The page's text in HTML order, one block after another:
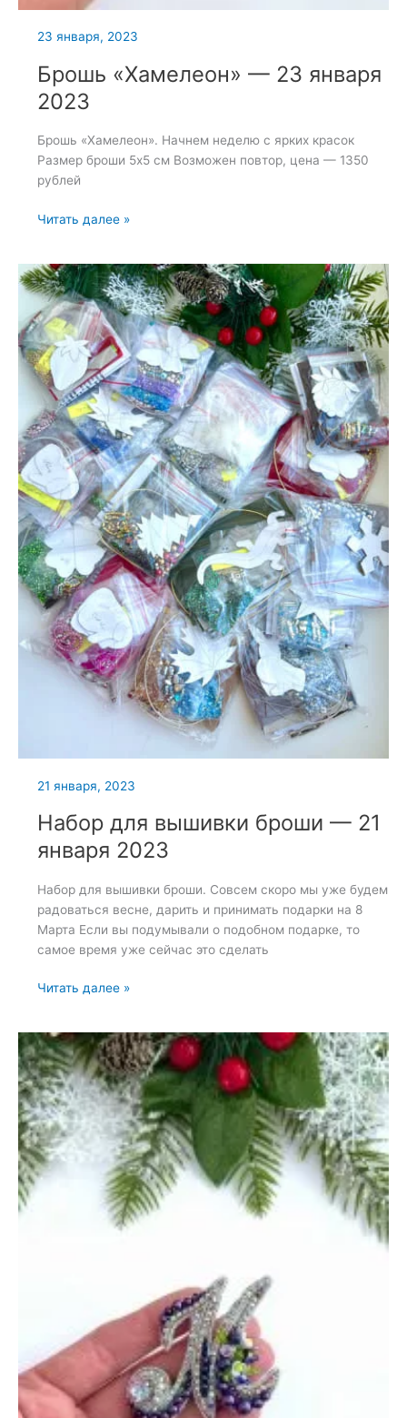
23 января, 2023
Брошь «Хамелеон» — 23 января
2023
Брошь «Хамелеон». Начнем неделю с ярких красок
Размер броши 5х5 см Возможен повтор, цена — 1350
рублей
Брошь
23
января
2023
Читать далее »
21 января, 2023
Набор для вышивки броши — 21
января 2023
Набор для вышивки броши. Совсем скоро мы уже будем
радоваться весне, дарить и принимать подарки на 8
Марта Если вы подумывали о подобном подарке, то
самое время уже сейчас это сделать
Набор
броши
—
21
января
2023
Читать далее »